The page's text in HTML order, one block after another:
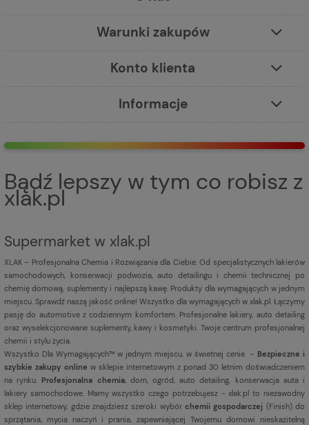
Warunki zakupów
Konto klienta
Informacje
Bądź lepszy w tym co robisz z
xlak.pl
Supermarket w xlak.pl
XLAK – Profesjonalna Chemia i Rozwiązania dla Ciebie. Od specjalistycznych lakierów
samochodowych, konserwacji podwozia, auto detailingu i chemii technicznej po
chemię domową, suplementy i najlepszą kawę. Produkty dla wymagających w jednym
miejscu. Sprawdź naszą jakość online! Wszystko dla wymagających w xlak.pl. Łączymy
pasję do automotive z codziennym komfortem. Profesjonalne lakiery, auto detailing
oraz wyselekcjonowane suplementy, kawy i kosmetyki. Twoje centrum profesjonalnej
chemii i stylu życia.
Wszystko Dla Wymagających™ w jednym miejscu, w świetnej cenie - Bezpieczne i
szybkie zakupy online w sklepie internetowym z ponad 30 letnim doświadczeniem
na rynku. Profesjonalna chemia, dom, ogród, auto detailing, konserwacja auta i
lakiery samochodowe. Mamy wszystko czego potrzebujesz - xlak.pl to niezawodny
sklep internetowy, gdzie znajdziesz szeroki wybórchemii gospodarczej (Finish) do
sprzątania, mycia naczyń i prania, zapewniającej Twojemu domowi nieskazitelną